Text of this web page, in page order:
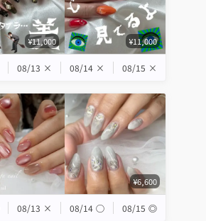
¥11,000 ¥11,000
08/13 × 08/14 × 08/15 ×
¥6,600
08/13 × 08/14 ◯ 08/15 ◎